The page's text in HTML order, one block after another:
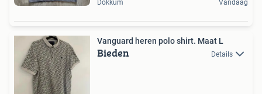
Dokkum Vandaag
Vanguard heren polo shirt. Maat L
Bieden Details